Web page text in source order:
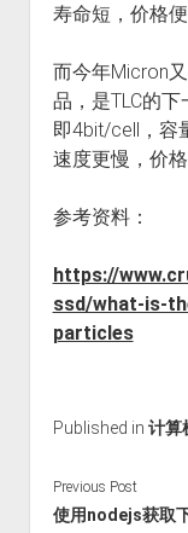
寿命短，价格便
而今年Micron
品，是TLC的下
即4bit/cell，容
速度更慢，价格
参考资料：
https://
ssd/what-is-
particles
Published in 计算
Previous Post
使用nodejs获取